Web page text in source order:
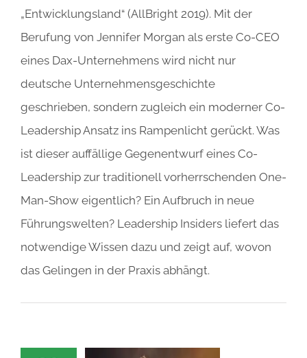
„Entwicklungsland“ (AllBright 2019). Mit der
Berufung von Jennifer Morgan als erste Co-CEO
eines Dax-Unternehmens wird nicht nur
deutsche Unternehmensgeschichte
geschrieben, sondern zugleich ein moderner Co-
Leadership Ansatz ins Rampenlicht gerückt. Was
ist dieser auffällige Gegenentwurf eines Co-
Leadership zur traditionell vorherrschenden One-
Man-Show eigentlich? Ein Aufbruch in neue
Führungswelten? Leadership Insiders liefert das
notwendige Wissen dazu und zeigt auf, wovon
das Gelingen in der Praxis abhängt.